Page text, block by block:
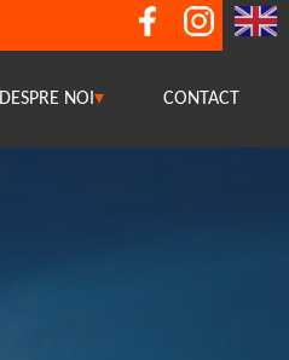
DESPRE NOI ▾ CONTACT